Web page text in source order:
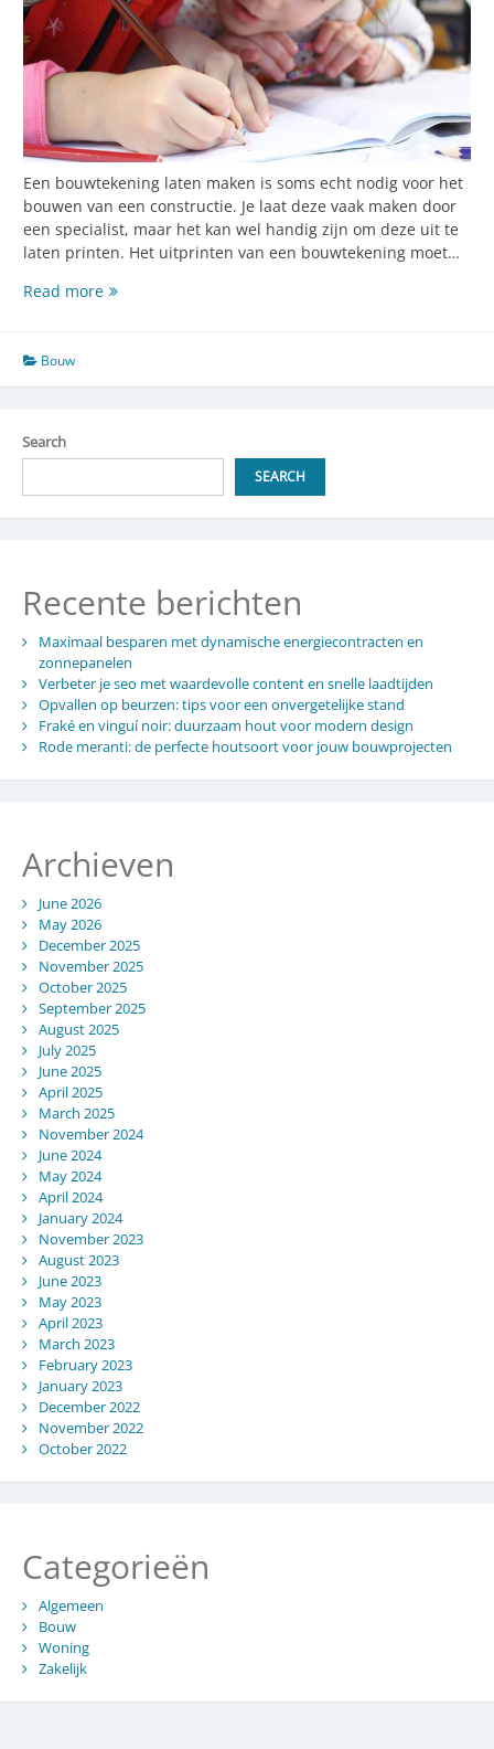
Een bouwtekening laten maken is soms echt nodig voor het
bouwen van een constructie. Je laat deze vaak maken door
een specialist, maar het kan wel handig zijn om deze uit te
laten printen. Het uitprinten van een bouwtekening moet…
Read moreTips
Bouw
Search
SEARCH
Recente berichten
Maximaal besparen met dynamische energiecontracten en
zonnepanelen
Verbeter je seo met waardevolle content en snelle laadtijden
Opvallen op beurzen: tips voor een onvergetelijke stand
Fraké en vinguí noir: duurzaam hout voor modern design
Rode meranti: de perfecte houtsoort voor jouw bouwprojecten
Archieven
June 2026
May 2026
December 2025
November 2025
October 2025
September 2025
August 2025
July 2025
June 2025
April 2025
March 2025
November 2024
June 2024
May 2024
April 2024
January 2024
November 2023
August 2023
June 2023
May 2023
April 2023
March 2023
February 2023
January 2023
December 2022
November 2022
October 2022
Categorieën
Algemeen
Bouw
Woning
Zakelijk